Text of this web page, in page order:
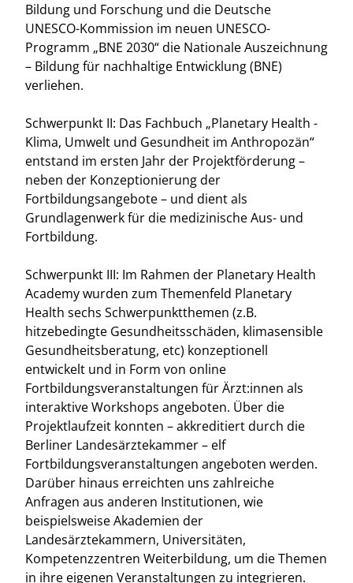
Bildung und Forschung und die Deutsche
UNESCO-Kommission im neuen UNESCO-
Programm „BNE 2030“ die Nationale Auszeichnung
– Bildung für nachhaltige Entwicklung (BNE)
verliehen.
Schwerpunkt II: Das Fachbuch „Planetary Health -
Klima, Umwelt und Gesundheit im Anthropozän“
entstand im ersten Jahr der Projektförderung –
neben der Konzeptionierung der
Fortbildungsangebote – und dient als
Grundlagenwerk für die medizinische Aus- und
Fortbildung.
Schwerpunkt III: Im Rahmen der Planetary Health
Academy wurden zum Themenfeld Planetary
Health sechs Schwerpunktthemen (z.B.
hitzebedingte Gesundheitsschäden, klimasensible
Gesundheitsberatung, etc) konzeptionell
entwickelt und in Form von online
Fortbildungsveranstaltungen für Ärzt:innen als
interaktive Workshops angeboten. Über die
Projektlaufzeit konnten – akkreditiert durch die
Berliner Landesärztekammer – elf
Fortbildungsveranstaltungen angeboten werden.
Darüber hinaus erreichten uns zahlreiche
Anfragen aus anderen Institutionen, wie
beispielsweise Akademien der
Landesärztekammern, Universitäten,
Kompetenzzentren Weiterbildung, um die Themen
in ihre eigenen Veranstaltungen zu integrieren.